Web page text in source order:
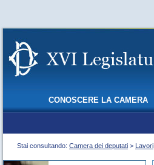
CONOSCERE LA CAMERA
Stai consultando: Camera dei deputati > Lavori